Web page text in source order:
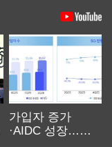
가입자 증가
·AIDC 성장…